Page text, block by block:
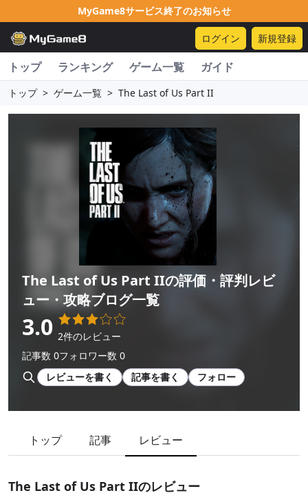
MyGame8サービス終了のお知らせ
ログイン 新規登録
トップ ランキング ゲーム一覧 ガイド
トップ > ゲーム一覧 > The Last of Us Part II
The Last of Us Part IIの評価・評判レビ
ュー・攻略ブログ一覧
3.0 2件のレビュー
記事数 0フォロワー数 0
レビューを書く
記事を書く フォロー
トップ 記事 レビュー
The Last of Us Part IIのレビュー